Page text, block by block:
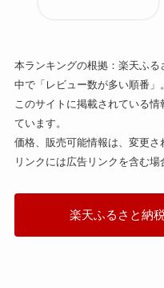
本ランキングの根拠：楽天ふ
中で「レビュー数が多い順番」。
このサイトに掲載されている
ています。
価格、販売可能情報は、変更さ
リンクには広告リンクを含む場
楽天ふるさと納